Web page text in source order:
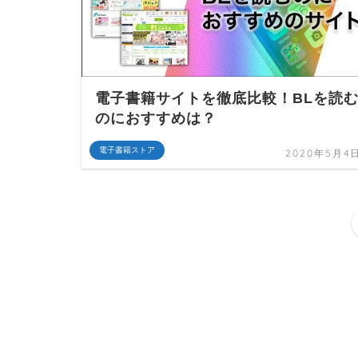
電子書籍ストア
電子書籍サイトを徹底比較！BLを読む
のにおすすめは？
2020年5月4日